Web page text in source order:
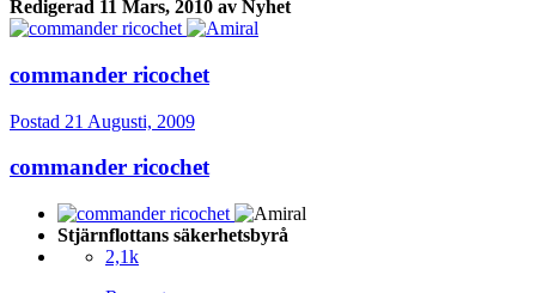
Redigerad 11 Mars, 2010 av Nyhet
commander ricochet
Postad 21 Augusti, 2009
commander ricochet
Stjärnflottans säkerhetsbyrå
2,1k